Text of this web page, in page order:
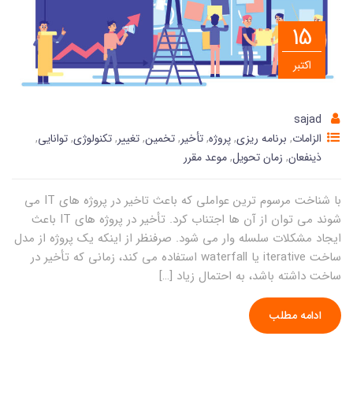
15
اکتبر
sajad
الزامات, برنامه ریزی,پروژه,تأخیر,تخمین,تغییر,تکنولوژی,توانایی,
ذینفعان, زمان تحویل,موعد مقرر
با شناخت مرسوم ترین عواملی که باعث تاخیر در پروژه های IT می
شوند می توان از آن ها اجتناب کرد. تأخیر در پروژه های IT باعث
ایجاد مشکلات سلسله وار می شود. صرفنظر از اینکه یک پروژه از مدل
ساخت iterative یا waterfall استفاده می کند، زمانی که تأخیر در
ساخت داشته باشد، به احتمال زیاد […]
ادامه مطلب